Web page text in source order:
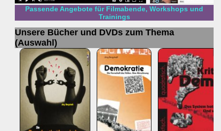
Passende Angebote für Filmabende, Workshops und
Trainings
Unsere Bücher und DVDs zum Thema
(Auswahl)